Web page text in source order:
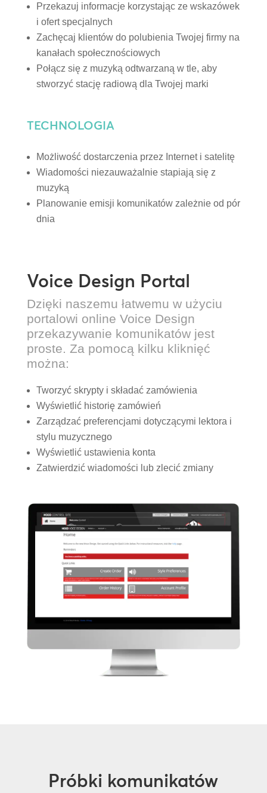
Przekazuj informacje korzystając ze wskazówek
i ofert specjalnych
Zachęcaj klientów do polubienia Twojej firmy na
kanałach społecznościowych
Połącz się z muzyką odtwarzaną w tle, aby
stworzyć stację radiową dla Twojej marki
TECHNOLOGIA
Możliwość dostarczenia przez Internet i satelitę
Wiadomości niezauważalnie stapiają się z
muzyką
Planowanie emisji komunikatów zależnie od pór
dnia
Voice Design Portal
Dzięki naszemu łatwemu w użyciu
portalowi online Voice Design
przekazywanie komunikatów jest
proste. Za pomocą kilku kliknięć
można:
Tworzyć skrypty i składać zamówienia
Wyświetlić historię zamówień
Zarządzać preferencjami dotyczącymi lektora i
stylu muzycznego
Wyświetlić ustawienia konta
Zatwierdzić wiadomości lub zlecić zmiany
Próbki komunikatów